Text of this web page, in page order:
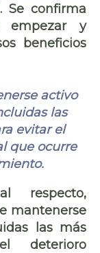
Se confirma
y
beneficios
activo
las
evitar el
que ocurre
respecto,
mantenerse
las más
deterioro